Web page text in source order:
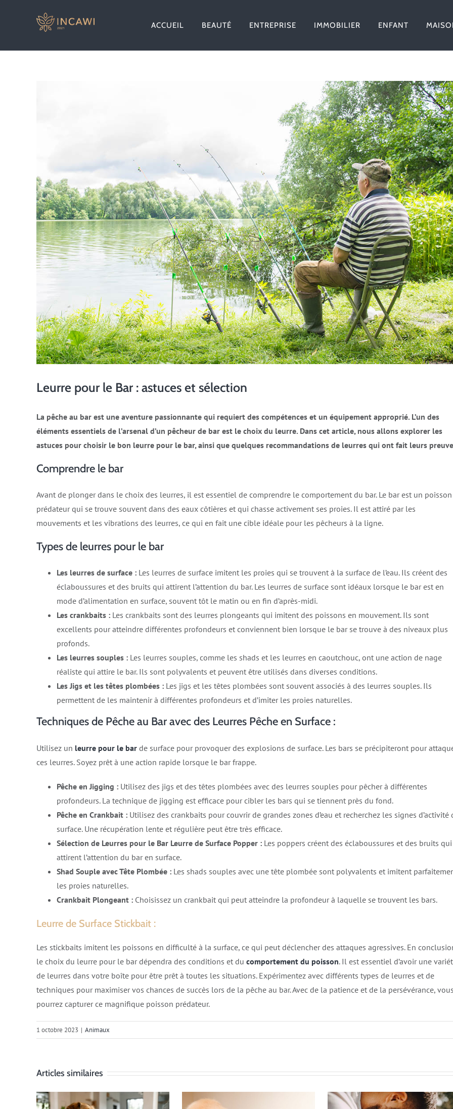
ACCUEIL BEAUTÉ ENTREPRISE IMMOBILIER ENFANT
Leurre pour le Bar : astuces et sélection
La pêche au bar est une aventure passionnante qui requiert des compétences et un équipement approprié. L’un des
éléments essentiels de l’arsenal d’un pêcheur de bar est le choix du leurre. Dans cet article, nous allons explorer les
astuces pour choisir le bon leurre pour le bar, ainsi que quelques recommandations de leurres qui ont fait leurs
Comprendre le bar
Avant de plonger dans le choix des leurres, il est essentiel de comprendre le comportement du bar. Le bar est un poisson
prédateur qui se trouve souvent dans des eaux côtières et qui chasse activement ses proies. Il est attiré par les
mouvements et les vibrations des leurres, ce qui en fait une cible idéale pour les pêcheurs à la ligne.
Types de leurres pour le bar
Les leurres de surface : Les leurres de surface imitent les proies qui se trouvent à la surface de l’eau. Ils créent des
éclaboussures et des bruits qui attirent l’attention du bar. Les leurres de surface sont idéaux lorsque le bar est en
mode d’alimentation en surface, souvent tôt le matin ou en fin d’après-midi.
Les crankbaits : Les crankbaits sont des leurres plongeants qui imitent des poissons en mouvement. Ils sont
excellents pour atteindre différentes profondeurs et conviennent bien lorsque le bar se trouve à des niveaux plus
profonds.
Les leurres souples : Les leurres souples, comme les shads et les leurres en caoutchouc, ont une action de nage
réaliste qui attire le bar. Ils sont polyvalents et peuvent être utilisés dans diverses conditions.
Les Jigs et les têtes plombées : Les jigs et les têtes plombées sont souvent associés à des leurres souples. Ils
permettent de les maintenir à différentes profondeurs et d’imiter les proies naturelles.
Techniques de Pêche au Bar avec des Leurres Pêche en Surface :
Utilisez un leurre pour le bar de surface pour provoquer des explosions de surface. Les bars se précipiteront pour
ces leurres. Soyez prêt à une action rapide lorsque le bar frappe.
Pêche en Jigging : Utilisez des jigs et des têtes plombées avec des leurres souples pour pêcher à différentes
profondeurs. La technique de jigging est efficace pour cibler les bars qui se tiennent près du fond.
Pêche en Crankbait : Utilisez des crankbaits pour couvrir de grandes zones d’eau et recherchez les signes d’activité
surface. Une récupération lente et régulière peut être très efficace.
Sélection de Leurres pour le Bar Leurre de Surface Popper : Les poppers créent des éclaboussures et des bruits qui
attirent l’attention du bar en surface.
Shad Souple avec Tête Plombée : Les shads souples avec une tête plombée sont polyvalents et imitent
les proies naturelles.
Crankbait Plongeant : Choisissez un crankbait qui peut atteindre la profondeur à laquelle se trouvent les bars.
Leurre de Surface Stickbait :
Les stickbaits imitent les poissons en difficulté à la surface, ce qui peut déclencher des attaques agressives. En
le choix du leurre pour le bar dépendra des conditions et du comportement du poisson. Il est essentiel d’avoir une
de leurres dans votre boîte pour être prêt à toutes les situations. Expérimentez avec différents types de leurres et de
techniques pour maximiser vos chances de succès lors de la pêche au bar. Avec de la patience et de la persévérance, vous
pourrez capturer ce magnifique poisson prédateur.
1 octobre 2023 | Animaux
Articles similaires